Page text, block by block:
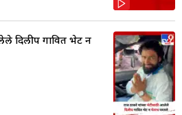
दिलीप गावित भेट न